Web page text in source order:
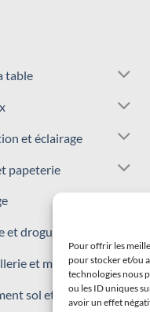
Pour offrir les
pour stocker et/ou
technologies nous
ou les ID uniques
avoir un effet
table
et éclairage
papeterie
et droguerie
et matériaux
sol et mur